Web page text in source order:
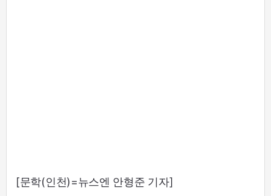
[문학(인천)=뉴스엔 안형준 기자]